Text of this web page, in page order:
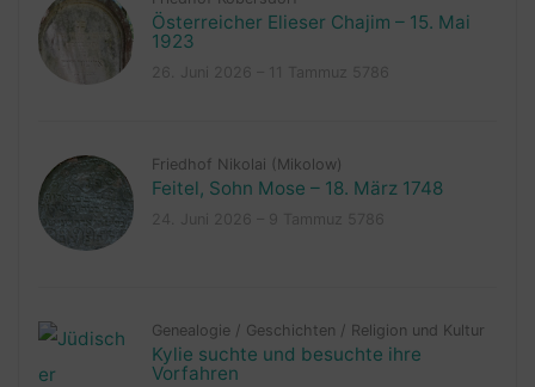
Österreicher Elieser Chajim – 15. Mai
1923
Friedhof Nikolai (Mikolow)
Feitel, Sohn Mose – 18. März 1748
Genealogie / Geschichten / Religion und Kultur
Kylie suchte und besuchte ihre
Vorfahren